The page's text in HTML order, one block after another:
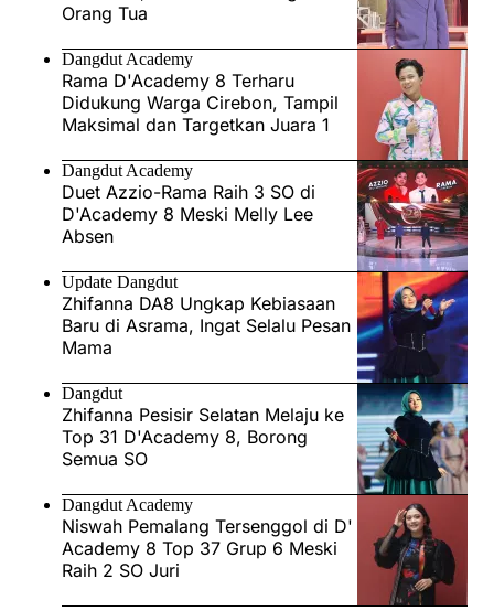
Orang Tua
Dangdut Academy
Rama D'Academy 8 Terharu
Didukung Warga Cirebon, Tampil
Maksimal dan Targetkan Juara 1
Dangdut Academy
Duet Azzio-Rama Raih 3 SO di
D'Academy 8 Meski Melly Lee
Absen
Update Dangdut
Zhifanna DA8 Ungkap Kebiasaan
Baru di Asrama, Ingat Selalu Pesan
Mama
Dangdut
Zhifanna Pesisir Selatan Melaju ke
Top 31 D'Academy 8, Borong
Semua SO
Dangdut Academy
Niswah Pemalang Tersenggol di D'
Academy 8 Top 37 Grup 6 Meski
Raih 2 SO Juri